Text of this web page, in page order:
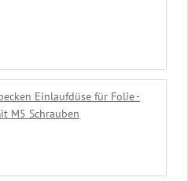
Einlaufdüse für Folie -
M5 Schrauben